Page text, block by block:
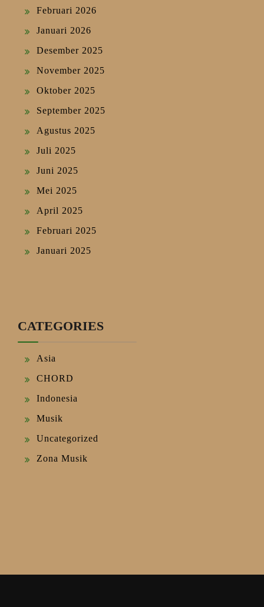
Februari 2026
Januari 2026
Desember 2025
November 2025
Oktober 2025
September 2025
Agustus 2025
Juli 2025
Juni 2025
Mei 2025
April 2025
Februari 2025
Januari 2025
CATEGORIES
Asia
CHORD
Indonesia
Musik
Uncategorized
Zona Musik